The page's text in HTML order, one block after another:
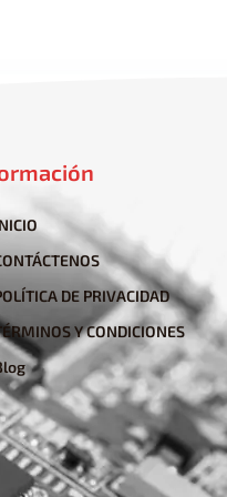
DE PRIVACIDAD
Y CONDICIONES